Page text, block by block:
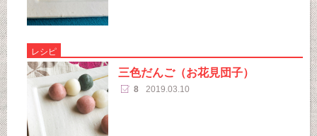
レシピ
三色だんご（お花見団子）
8 2019.03.10